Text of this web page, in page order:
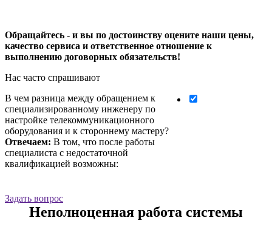
Обращайтесь - и вы по достоинству оцените наши цены,
качество сервиса и ответственное отношение к
выполнению договорных обязательств!
Нас часто спрашивают
В чем разница между обращением к
специализированному инженеру по
настройке телекоммуникационного
оборудования и к стороннему мастеру?
Отвечаем: В том, что после работы
специалиста с недостаточной
квалификацией возможны:
Задать вопрос
Неполноценная работа системы